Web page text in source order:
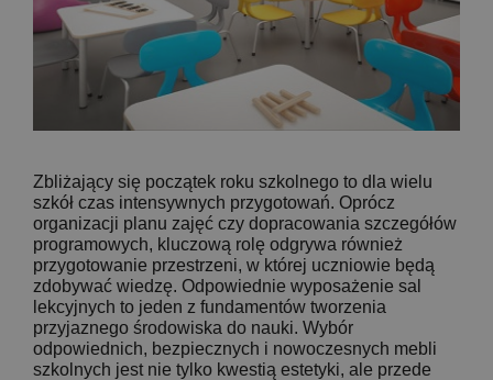
Zbliżający się początek roku szkolnego to dla wielu
szkół czas intensywnych przygotowań. Oprócz
organizacji planu zajęć czy dopracowania szczegółów
programowych, kluczową rolę odgrywa również
przygotowanie przestrzeni, w której uczniowie będą
zdobywać wiedzę. Odpowiednie wyposażenie sal
lekcyjnych to jeden z fundamentów tworzenia
przyjaznego środowiska do nauki. Wybór
odpowiednich, bezpiecznych i nowoczesnych mebli
szkolnych jest nie tylko kwestią estetyki, ale przede